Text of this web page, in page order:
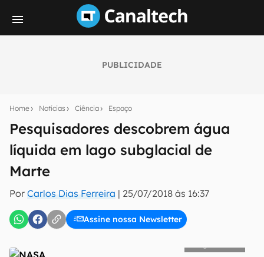
PUBLICIDADE
Home Notícias Ciência Espaço
Pesquisadores descobrem água
líquida em lago subglacial de
Marte
Por Carlos Dias Ferreira | 25/07/2018 às 16:37
Assine nossa Newsletter
notícias e reviews sobre tecnologia em primeira
E-mail
inscreva-se
Uso e Política de Privacidade do Canaltech.